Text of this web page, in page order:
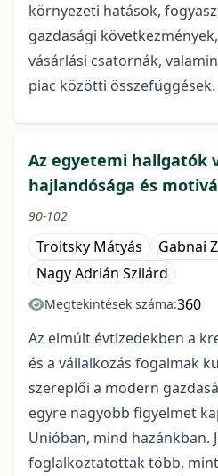
környezeti hatások,
gazdasági
vásárlási csatornák,
piac közötti összefüggések.
Az egyetemi hallgatók
hajlandósága és
90-102
Troitsky Mátyás
Gabnai
Nagy Adrián Szilárd
Megtekintések száma:360
Az elmúlt évtizedekben a
és a vállalkozás fogalmak
szereplői a modern
egyre nagyobb figyelmet
Unióban, mind hazánkban.
foglalkoztatottak több,